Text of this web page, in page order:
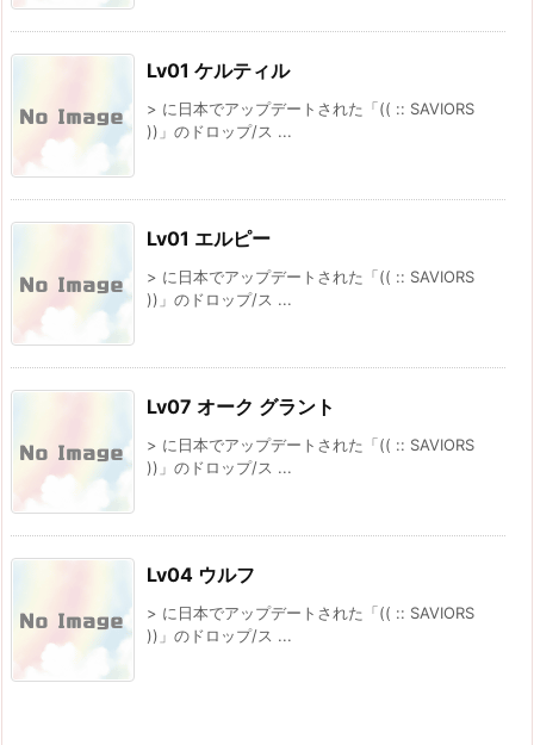
Lv01 ケルティル
> に日本でアップデートされた「(( :: SAVIORS
))」のドロップ/ス ...
Lv01 エルピー
> に日本でアップデートされた「(( :: SAVIORS
))」のドロップ/ス ...
Lv07 オーク グラント
> に日本でアップデートされた「(( :: SAVIORS
))」のドロップ/ス ...
Lv04 ウルフ
> に日本でアップデートされた「(( :: SAVIORS
))」のドロップ/ス ...